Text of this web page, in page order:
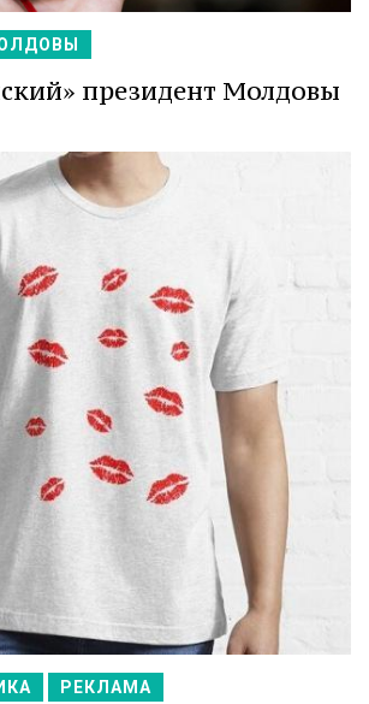
президент Молдовы
РЕКЛАМА